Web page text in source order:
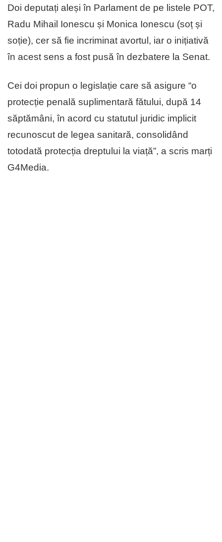
Doi deputați aleși în Parlament de pe listele POT,
Radu Mihail Ionescu și Monica Ionescu (soț și
soție), cer să fie incriminat avortul, iar o inițiativă
în acest sens a fost pusă în dezbatere la Senat.
Cei doi propun o legislație care să asigure “o
protecție penală suplimentară fătului, după 14
săptămâni, în acord cu statutul juridic implicit
recunoscut de legea sanitară, consolidând
totodată protecția dreptului la viață”, a scris marți
G4Media.